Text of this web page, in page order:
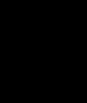
оперативно. Портрет